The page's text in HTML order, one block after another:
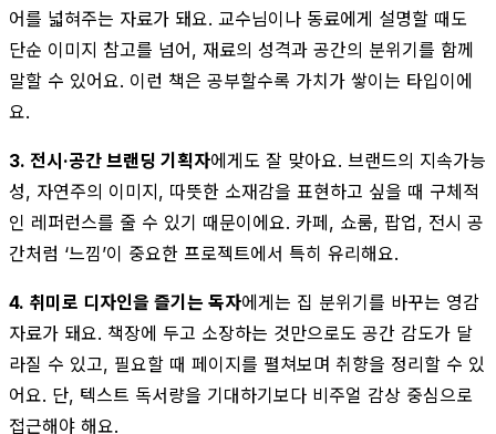
어를 넓혀주는 자료가 돼요. 교수님이나 동료에게 설명할 때도
단순 이미지 참고를 넘어, 재료의 성격과 공간의 분위기를 함께
말할 수 있어요. 이런 책은 공부할수록 가치가 쌓이는 타입이에
요.
3. 전시·공간 브랜딩 기획자에게도 잘 맞아요. 브랜드의 지속가능
성, 자연주의 이미지, 따뜻한 소재감을 표현하고 싶을 때 구체적
인 레퍼런스를 줄 수 있기 때문이에요. 카페, 쇼룸, 팝업, 전시 공
간처럼 ‘느낌’이 중요한 프로젝트에서 특히 유리해요.
4. 취미로 디자인을 즐기는 독자에게는 집 분위기를 바꾸는 영감
자료가 돼요. 책장에 두고 소장하는 것만으로도 공간 감도가 달
라질 수 있고, 필요할 때 페이지를 펼쳐보며 취향을 정리할 수 있
어요. 단, 텍스트 독서량을 기대하기보다 비주얼 감상 중심으로
접근해야 해요.